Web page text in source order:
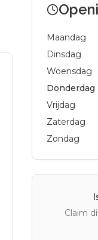
Maandag
Dinsdag
Woensdag
Donderdag
Vrijdag
Zaterdag
Zondag
Claim